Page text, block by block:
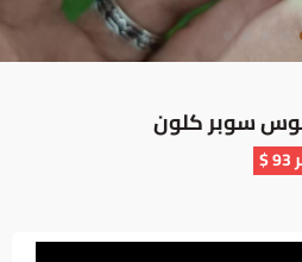
سوبر كلون
93 $